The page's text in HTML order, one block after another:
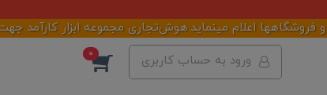
اعلام مینماید.هوش‌تجاری مجموعه ابزار کارآمد
ورود به حساب کاربری 0